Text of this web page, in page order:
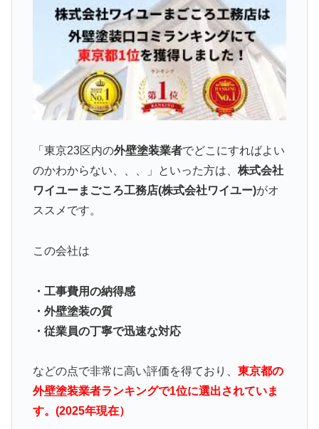
「東京23区内の外壁塗装業者でどこにすればよい
のかわからない、、、」といった方は、 株式会社
ワイユーまごころ工務店(株式会社ワイユー)がオ
ススメです。
この会社は
・工事費用の納得感
・外壁塗装の質
・従業員の丁寧で迅速な対応
などの点で非常に高い評価を得ており、 東京都の
外壁塗装業者ランキングで1位に選出されていま
す。(2025年現在）